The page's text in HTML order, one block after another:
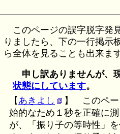
このページの誤字脱字発
りましたら、下の一行掲示
ら全体を見ることも出来ます
申し訳ありませんが、
状態にしています。
【 あきよし 】 このペ
始的なため１秒を正確に
が、「振り子の等時性」